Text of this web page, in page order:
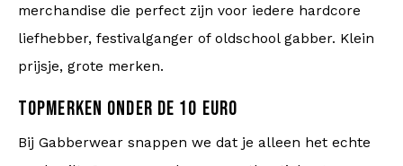
merchandise die perfect zijn voor iedere hardcore
liefhebber, festivalganger of oldschool gabber. Klein
prijsje, grote merken.
TOPMERKEN ONDER DE 10 EURO
Bij Gabberwear snappen we dat je alleen het echte